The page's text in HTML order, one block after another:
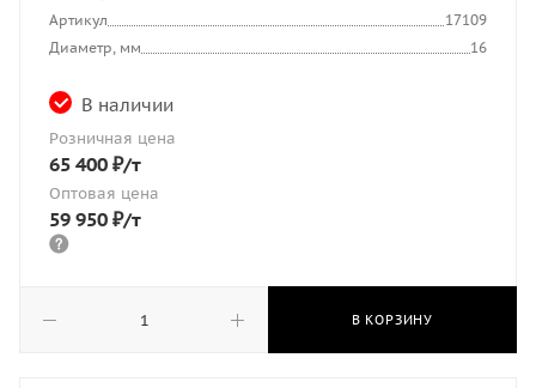
Артикул
17109
Диаметр, мм
16
В наличии
Розничная цена
65 400 ₽/т
Оптовая цена
59 950 ₽/т
В КОРЗИНУ